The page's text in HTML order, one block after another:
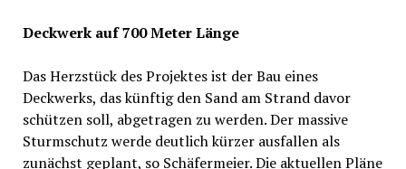
Deckwerk auf 700 Meter Länge
Das Herzstück des Projektes ist der Bau eines
Deckwerks, das künftig den Sand am Strand davor
schützen soll, abgetragen zu werden. Der massive
Sturmschutz werde deutlich kürzer ausfallen als
zunächst geplant, so Schäfermeier. Die aktuellen Pläne